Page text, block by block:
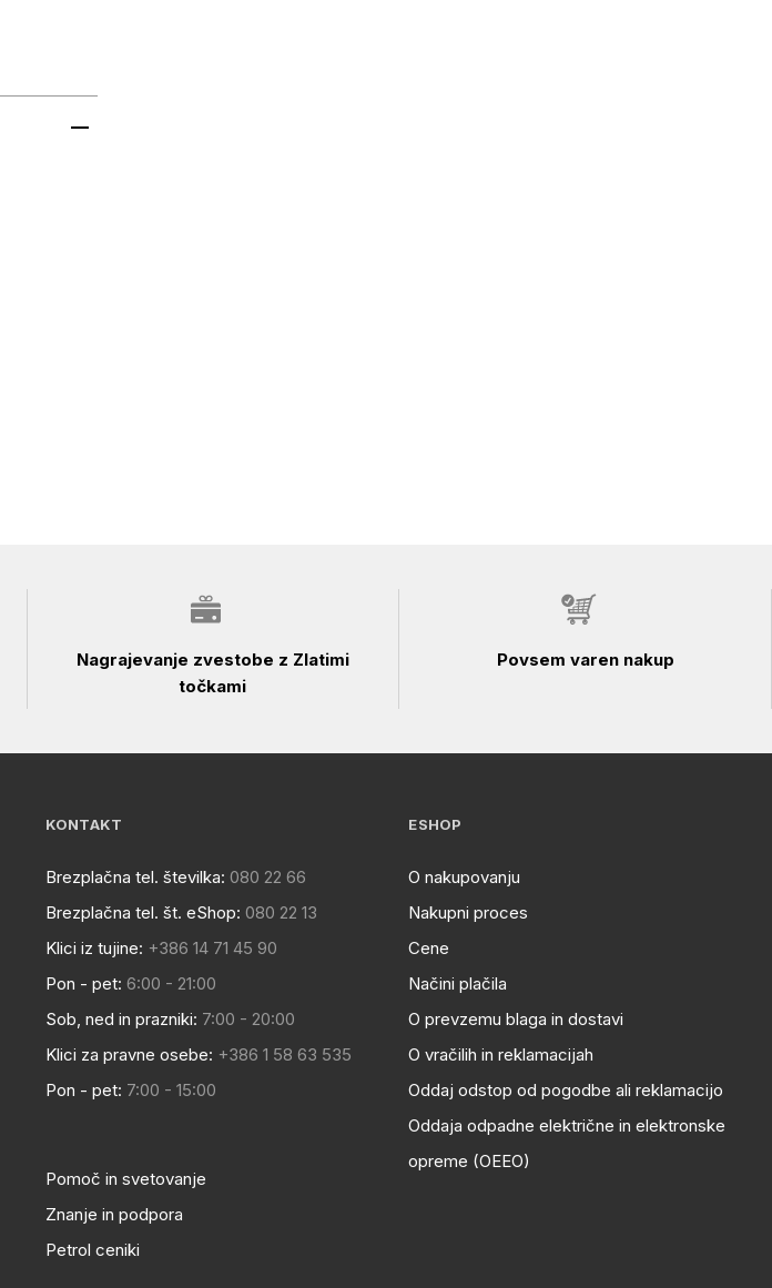
Nagrajevanje zvestobe z Zlatimi
točkami
Povsem varen nakup
KONTAKT
Brezplačna tel. številka: 080 22 66
Brezplačna tel. št. eShop: 080 22 13
Klici iz tujine: +386 14 71 45 90
Pon - pet: 6:00 - 21:00
Sob, ned in prazniki: 7:00 - 20:00
Klici za pravne osebe: +386 1 58 63 535
Pon - pet: 7:00 - 15:00
Pomoč in svetovanje
Znanje in podpora
Petrol ceniki
ESHOP
O nakupovanju
Nakupni proces
Cene
Načini plačila
O prevzemu blaga in dostavi
O vračilih in reklamacijah
Oddaj odstop od pogodbe ali reklamacijo
Oddaja odpadne električne in elektronske
opreme (OEEO)